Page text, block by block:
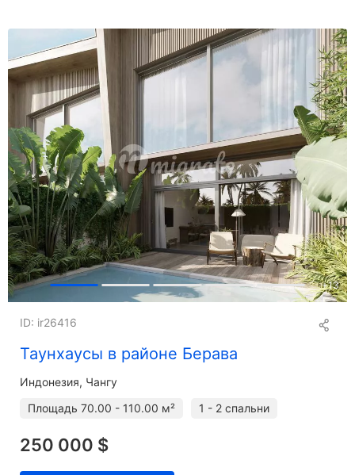
+13
Таунхаусы в районе Берава
ID: ir26416
Индонезия, Чангу
Площадь 70.00 - 110.00 м² 1 - 2 спальни
250 000 $